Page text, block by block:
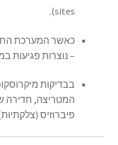
sites).
כאשר המערכת
– נוצרות פגיעות
בבדיקות
המטריצה, חדירה
פיברוזיס